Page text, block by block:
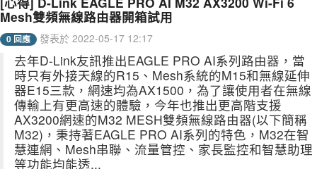
Mesh雙頻無線路由器開箱試用
0 回應 發表於 2022-05-17 12:17
去年D-Link友訊推出EAGLE PRO AI系列路由器，當
時只有外接天線的R15、Mesh系統的M15和無線延伸
器E15三款，網速均為AX1500，為了讓使用者在無線
傳輸上有更高速的體驗，今年也推出更高階支援
AX3200網速的M32 MESH雙頻無線路由器(以下簡稱
M32)，秉持著EAGLE PRO AI系列的特色，M32在智
慧連網、Mesh串聯、流量管控、家長監控和智慧助理
等功能均能透...